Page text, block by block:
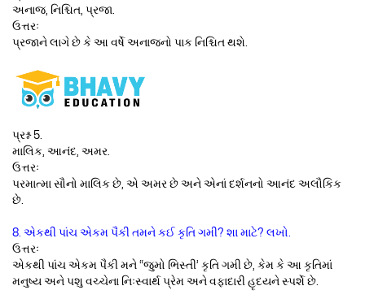
અનાજ, નિશ્ચિત, પ્રજા.
ઉત્તરઃ
પ્રજાને લાગે છે કે આ વર્ષે અનાજનો પાક નિશ્ચિત થશે.
પ્રશ્ન 5.
માલિક, આનંદ, અમર.
ઉત્તરઃ
પરમાત્મા સૌનો માલિક છે, એ અમર છે અને એનાં દર્શનનો આનંદ અલૌકિક
છે.
8. એકથી પાંચ એકમ પૈકી તમને કઈ કૃતિ ગમી? શા માટે? લખો.
ઉત્તરઃ
એકથી પાંચ એકમ પૈકી મને “જુમો ભિસ્તી’ કૃતિ ગમી છે, કેમ કે આ કૃતિમાં
મનુષ્ય અને પશુ વચ્ચેના નિઃસ્વાર્થ પ્રેમ અને વફાદારી હૃદયને સ્પર્શે છે.